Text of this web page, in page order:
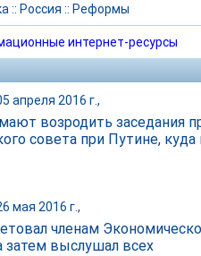
:: Россия :: Реформы
интернет-ресурсы
апреля 2016 г.,
возродить заседания
совета при Путине, куда
мая 2016 г.,
членам
затем выслушал всех